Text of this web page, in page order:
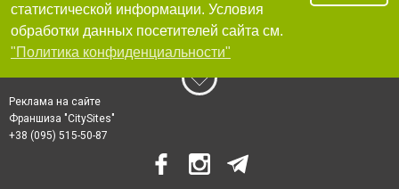
статистической информации. Условия
обработки данных посетителей сайта см.
"Политика конфиденциальности"
Реклама на сайте
Франшиза "CitySites"
+38 (095) 515-50-87